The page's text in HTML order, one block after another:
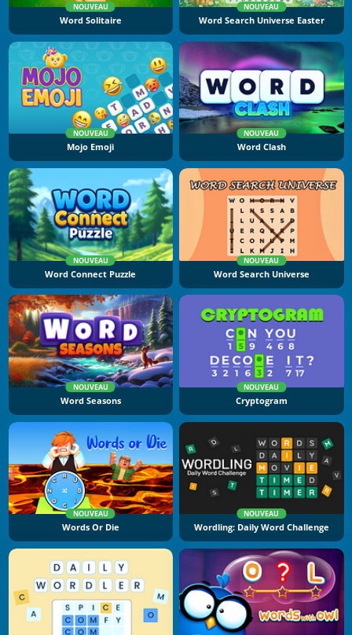
NOUVEAU
Word Solitaire
NOUVEAU
Word Search Universe Easter
NOUVEAU
Mojo Emoji
NOUVEAU
Word Clash
NOUVEAU
Word Connect Puzzle
NOUVEAU
Word Search Universe
NOUVEAU
Word Seasons
NOUVEAU
Cryptogram
NOUVEAU
Words Or Die
NOUVEAU
Wordling: Daily Word Challenge